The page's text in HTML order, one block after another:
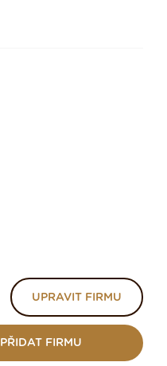
UPRAVIT FIRMU
PŘIDAT FIRMU